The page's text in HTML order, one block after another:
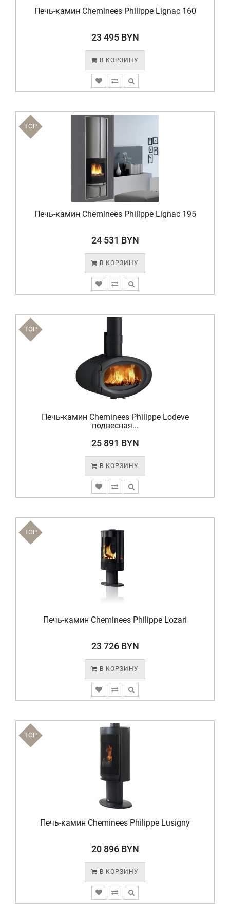
Печь-камин Cheminees Philippe Lignac 160
23 495 BYN
В КОРЗИНУ
TOP
Печь-камин Cheminees Philippe Lignac 195
24 531 BYN
В КОРЗИНУ
TOP
Печь-камин Cheminees Philippe Lodeve
подвесная...
25 891 BYN
В КОРЗИНУ
TOP
Печь-камин Cheminees Philippe Lozari
23 726 BYN
В КОРЗИНУ
TOP
Печь-камин Cheminees Philippe Lusigny
20 896 BYN
В КОРЗИНУ